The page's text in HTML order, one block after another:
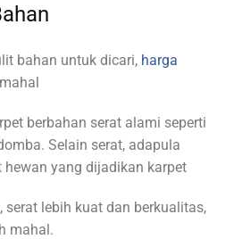
bahan untuk dicari, harga
berbahan serat alami seperti
Selain serat, adapula
yang dijadikan karpet
serat lebih kuat dan berkualitas,
mahal.